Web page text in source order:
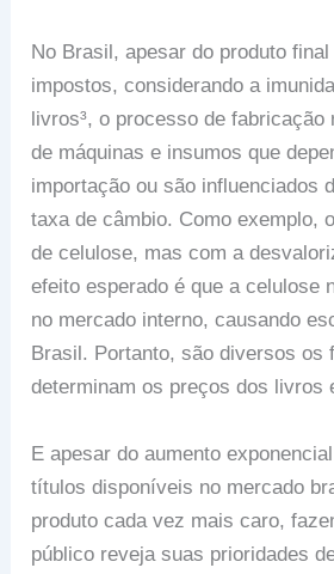
No Brasil, apesar do produto
impostos, considerando a
livros³, o processo de
de máquinas e insumos que
importação ou são influenciados
taxa de câmbio. Como exemplo,
de celulose, mas com a
efeito esperado é que a celulose
no mercado interno, causando
Brasil. Portanto, são diversos os
determinam os preços dos livros
E apesar do aumento
títulos disponíveis no mercado
produto cada vez mais caro,
público reveja suas prioridades